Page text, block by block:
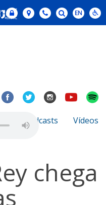
Podcasts Vídeos
chega